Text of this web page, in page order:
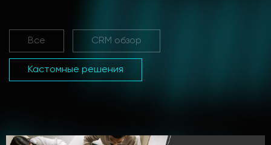
Все CRM обзор
Кастомные решения